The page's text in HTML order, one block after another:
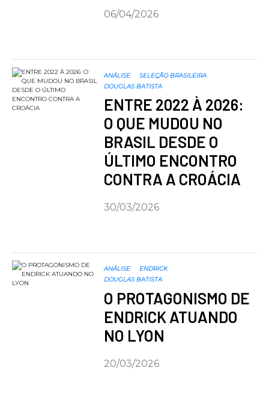
06/04/2026
ANÁLISE
SELEÇÃO BRASILEIRA
DOUGLAS BATISTA
ENTRE 2022 À 2026:
O QUE MUDOU NO
BRASIL DESDE O
ÚLTIMO ENCONTRO
CONTRA A CROÁCIA
30/03/2026
ANÁLISE
ENDRICK
DOUGLAS BATISTA
O PROTAGONISMO DE
ENDRICK ATUANDO
NO LYON
20/03/2026